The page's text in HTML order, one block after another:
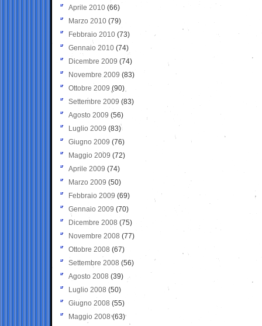
Aprile 2010 (66)
Marzo 2010 (79)
Febbraio 2010 (73)
Gennaio 2010 (74)
Dicembre 2009 (74)
Novembre 2009 (83)
Ottobre 2009 (90)
Settembre 2009 (83)
Agosto 2009 (56)
Luglio 2009 (83)
Giugno 2009 (76)
Maggio 2009 (72)
Aprile 2009 (74)
Marzo 2009 (50)
Febbraio 2009 (69)
Gennaio 2009 (70)
Dicembre 2008 (75)
Novembre 2008 (77)
Ottobre 2008 (67)
Settembre 2008 (56)
Agosto 2008 (39)
Luglio 2008 (50)
Giugno 2008 (55)
Maggio 2008(63)